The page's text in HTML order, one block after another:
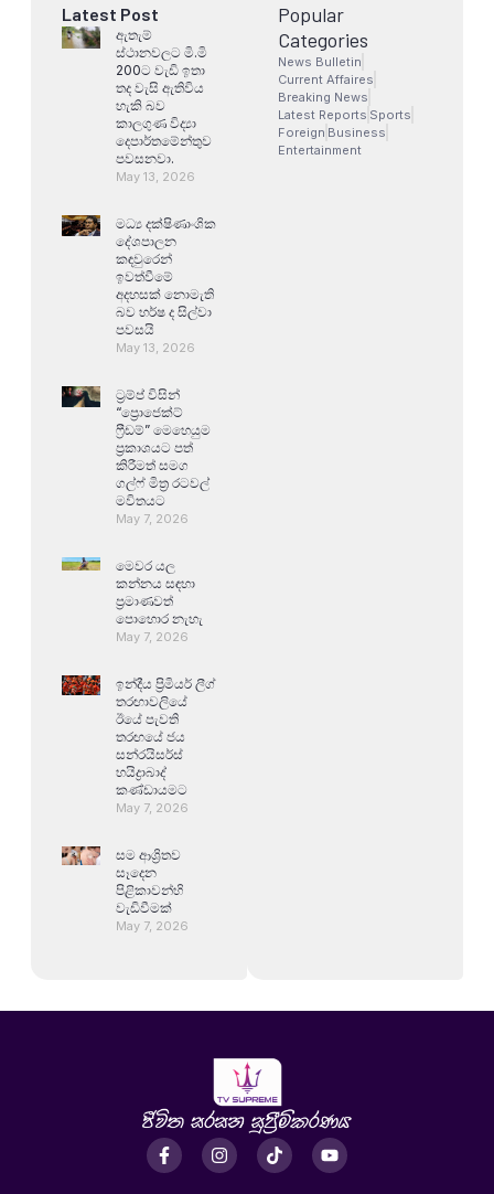
Latest Post
ඇතැම්
ස්ථානවලට මි.මි
200ට වැඩි ඉතා
තද වැසි ඇතිවිය
හැකි බව
කාලගුණ විද්‍යා
දෙපාර්තමේන්තුව
පවසනවා.
May 13, 2026
මධ්‍ය දක්ෂිණාංශික
දේශපාලන
කඳවුරෙන්
ඉවත්වීමේ
අදහසක් නොමැති
බව හර්ෂ ද සිල්වා
පවසයි
May 13, 2026
ට්‍රම්ප් විසින්
“ප්‍රොජෙක්ට්
ෆ්‍රීඩම්” මෙහෙයුම
ප්‍රකාශයට පත්
කිරීමත් සමග
ගල්ෆ් මිත්‍ර රටවල්
මවිතයට
May 7, 2026
මෙවර යල
කන්නය සඳහා
ප්‍රමාණවත්
පොහොර නැහැ
May 7, 2026
ඉන්දීය ප්‍රිමියර් ලීග්
තරඟාවලියේ
ඊයේ පැවති
තරඟයේ ජය
සන්රයිසර්ස්
හයිද්‍රාබාද්
කණ්ඩායමට
May 7, 2026
සම ආශ්‍රිතව
සෑදෙන
පිළිකාවන්හි
වැඩිවීමක්
May 7, 2026
Popular
Categories
News Bulletin
Current Affaires
Breaking News
Latest Reports Sports
Foreign Business
Entertainment